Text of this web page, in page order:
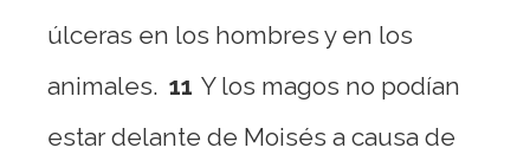
úlceras en los hombres y en los
animales. 11 Y los magos no podían
estar delante de Moisés a causa de